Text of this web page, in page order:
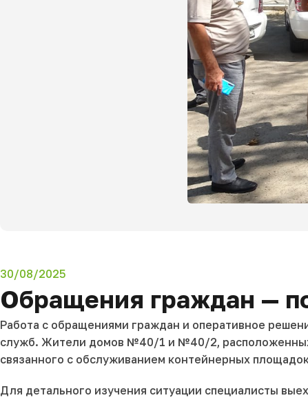
30/08/2025
Обращения граждан —
Работа с обращениями граждан и оперативное
служб. Жители домов №40/1 и №40/2, расположенных
связанного с обслуживанием контейнерных
Для детального изучения ситуации специалисты